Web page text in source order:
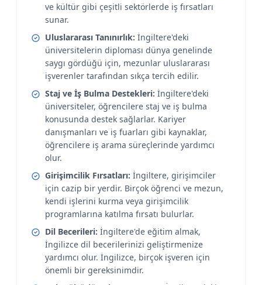
ve kültür gibi çeşitli sektörlerde iş fırsatları
sunar.
Uluslararası Tanınırlık: İngiltere'deki
üniversitelerin diploması dünya genelinde
saygı gördüğü için, mezunlar uluslararası
işverenler tarafından sıkça tercih edilir.
Staj ve İş Bulma Destekleri: İngiltere'deki
üniversiteler, öğrencilere staj ve iş bulma
konusunda destek sağlarlar. Kariyer
danışmanları ve iş fuarları gibi kaynaklar,
öğrencilere iş arama süreçlerinde yardımcı
olur.
Girişimcilik Fırsatları: İngiltere, girişimciler
için cazip bir yerdir. Birçok öğrenci ve mezun,
kendi işlerini kurma veya girişimcilik
programlarına katılma fırsatı bulurlar.
Dil Becerileri: İngiltere'de eğitim almak,
İngilizce dil becerilerinizi geliştirmenize
yardımcı olur. İngilizce, birçok işveren için
önemli bir gereksinimdir.